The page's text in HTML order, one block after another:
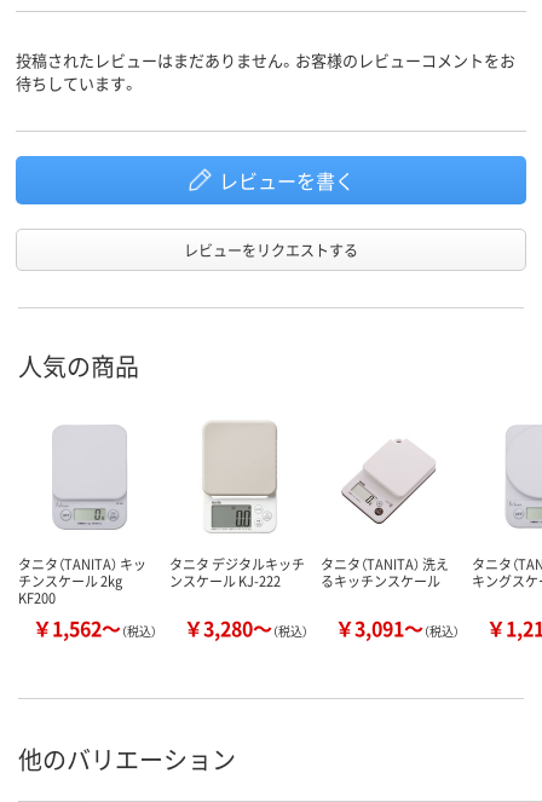
投稿されたレビューはまだありません。お客様のレビューコメントをお
待ちしています。
レビューを書く
レビューをリクエストする
人気の商品
タニタ（TANITA） キッ
チンスケール 2kg
KF200
￥1,562～（税込）
タニタ デジタルキッチ
ンスケール KJ-222
￥3,280～（税込）
タニタ（TANITA） 洗え
るキッチンスケール
￥3,091～（税込）
タニタ（
キングス
￥
他のバリエーション